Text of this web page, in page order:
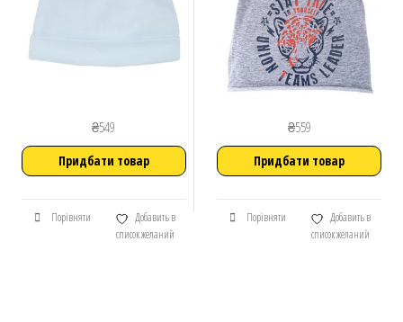
₴549
Придбати товар
Порівняти
Добавить в
список желаний
₴559
Придбати товар
Порівняти
Добавить в
список желаний